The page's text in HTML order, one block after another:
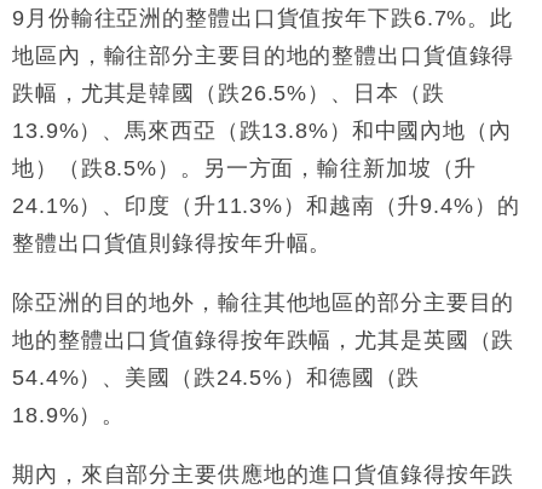
16:05
財經｜日經失守6.5萬點後回穩 全周仍升近2%
9月份輸往亞洲的整體出口貨值按年下跌6.7%。此
地區內，輸往部分主要目的地的整體出口貨值錄得
跌幅，尤其是韓國（跌26.5%）、日本（跌
13.9%）、馬來西亞（跌13.8%）和中國內地（內
地）（跌8.5%）。另一方面，輸往新加坡（升
24.1%）、印度（升11.3%）和越南（升9.4%）的
整體出口貨值則錄得按年升幅。
除亞洲的目的地外，輸往其他地區的部分主要目的
地的整體出口貨值錄得按年跌幅，尤其是英國（跌
54.4%）、美國（跌24.5%）和德國（跌
18.9%）。
期內，來自部分主要供應地的進口貨值錄得按年跌